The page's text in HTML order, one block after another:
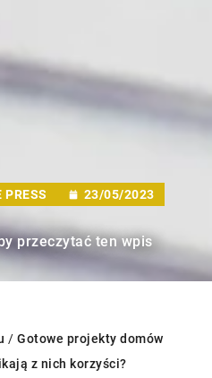
PRESS
23/05/2023
przeczytać ten wpis
/ Gotowe projekty domów
z nich korzyści?